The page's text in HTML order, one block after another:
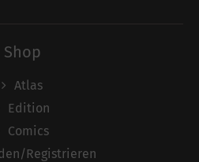
Shop
Atlas
Edition
Comics
Registrieren